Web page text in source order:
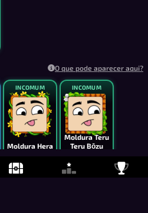
O que pode aparecer aqui?
INCOMUM
Moldura Hera
2,500
INCOMUM
Moldura Teru
Teru Bōzu
4,000
INCOMUM INCOMUM
-20%